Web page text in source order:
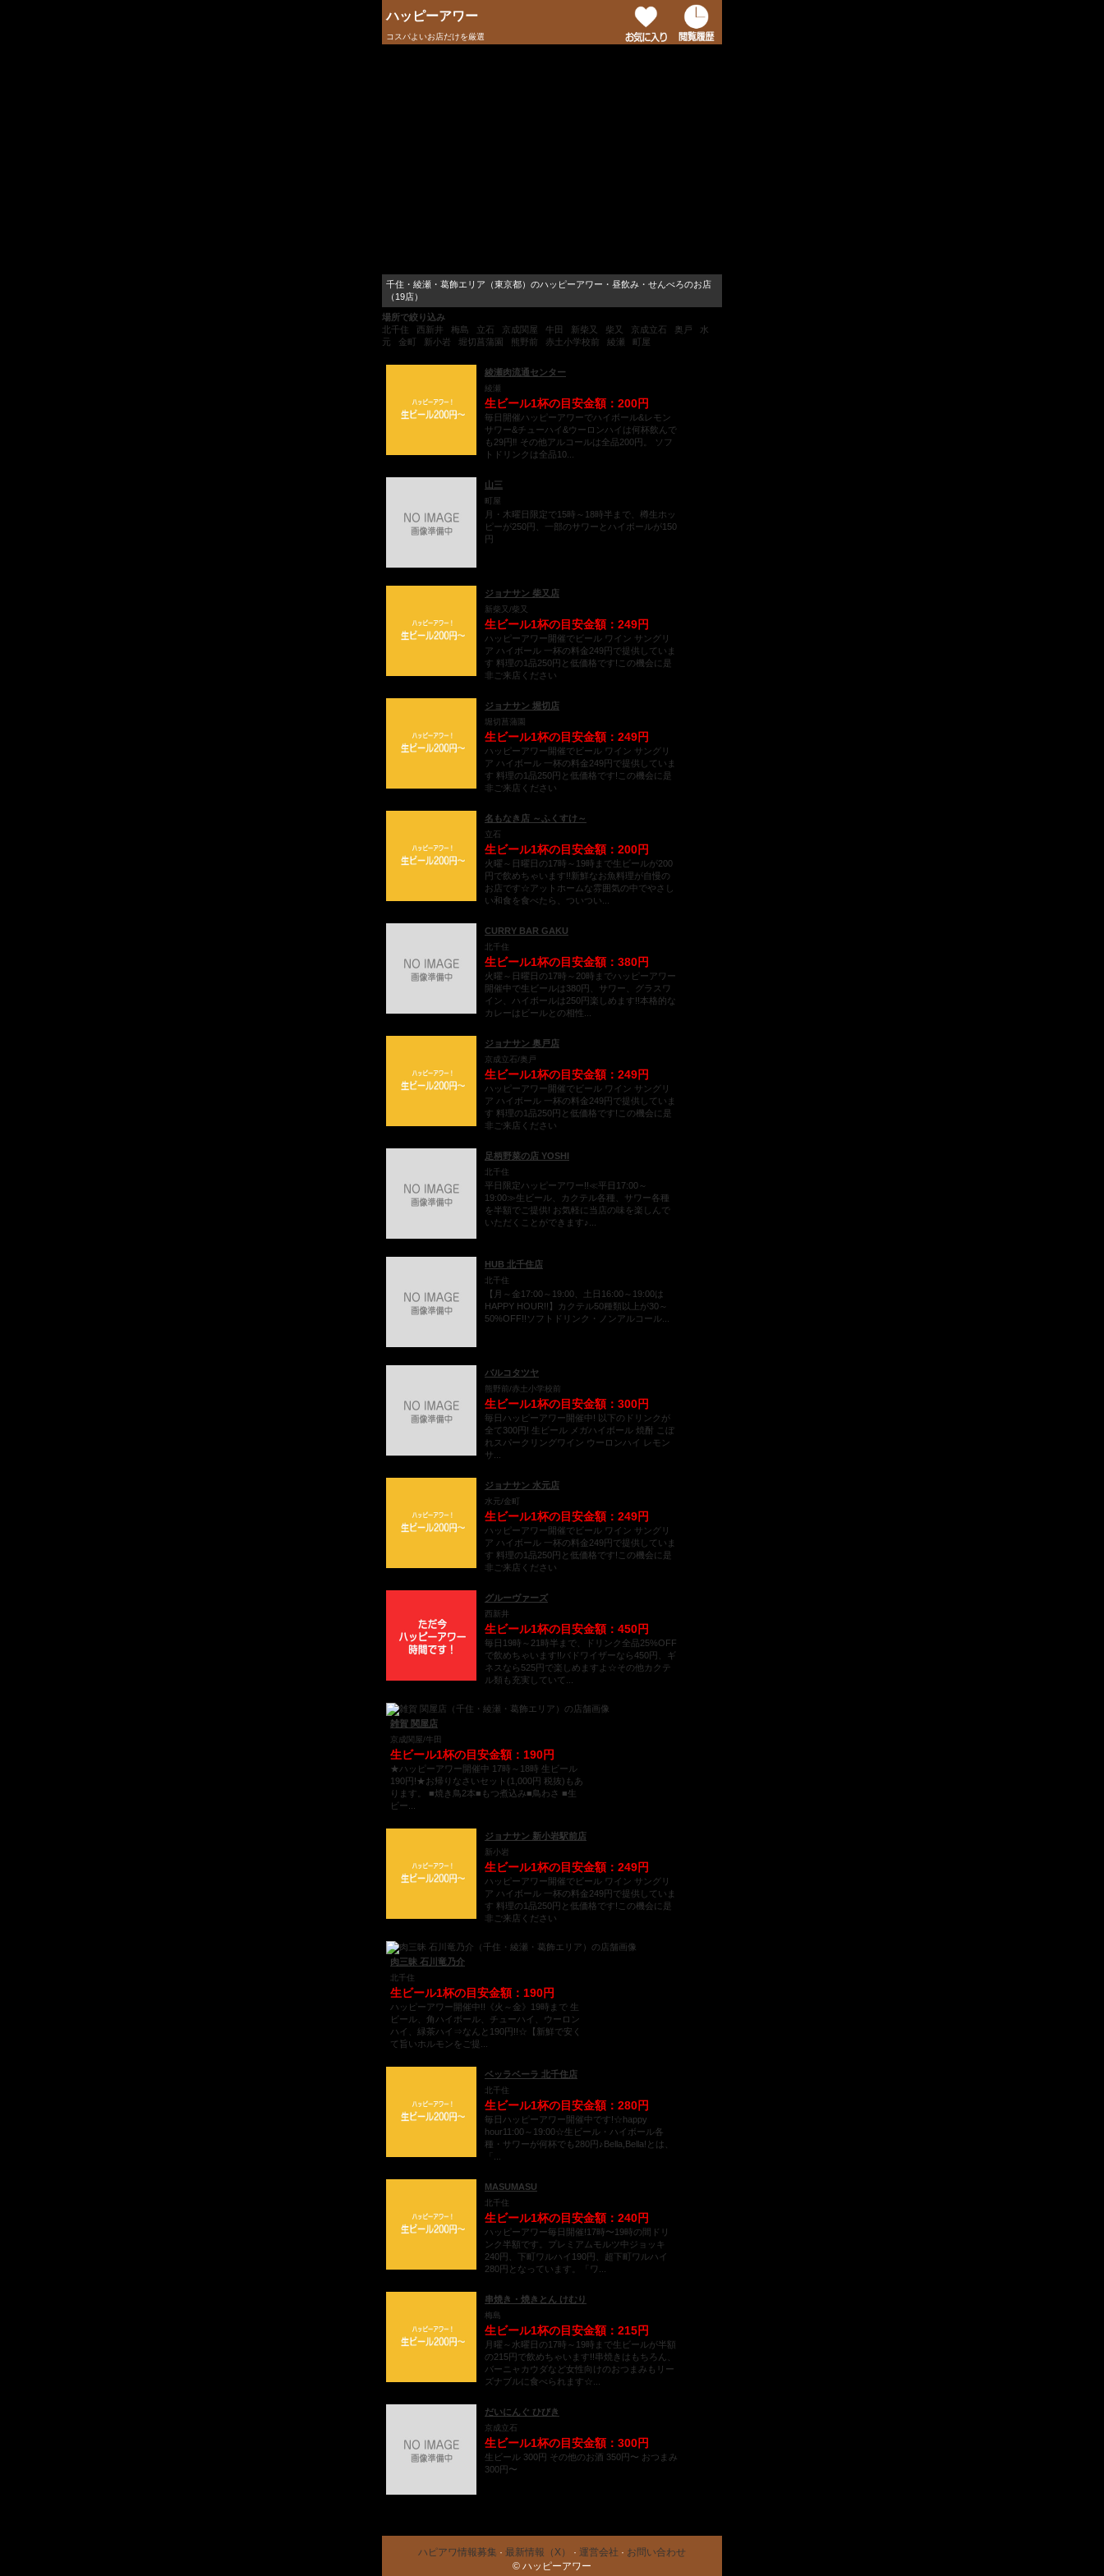
ハッピーアワー
コスパよいお店だけを厳選
千住・綾瀬・葛飾エリア（東京都）のハッピーアワー・昼飲み・せんべろのお店
（19店）
場所で絞り込み
北千住
西新井 梅島 立石 京成関屋 牛田 新柴又 柴又 京成立石 奥戸
水
元
金町 新小岩 堀切菖蒲園 熊野前 赤土小学校前 綾瀬 町屋
綾瀬肉流通センター
綾瀬
生ビール1杯の目安金額：200円
毎日開催ハッピーアワーでハイボール&レモン
サワー&チューハイ&ウーロンハイは何杯飲んで
も29円‼ その他アルコールは全品200円。 ソフ
トドリンクは全品10...
山三
町屋
月・木曜日限定で15時～18時半まで、樽生ホッ
ピーが250円、一部のサワーとハイボールが150
円
ジョナサン 柴又店
新柴又/柴又
生ビール1杯の目安金額：249円
ハッピーアワー開催でビール ワイン サングリ
ア ハイボール 一杯の料金249円で提供していま
す 料理の1品250円と低価格です!この機会に是
非ご来店ください
ジョナサン 堀切店
堀切菖蒲園
生ビール1杯の目安金額：249円
ハッピーアワー開催でビール ワイン サングリ
ア ハイボール 一杯の料金249円で提供していま
す 料理の1品250円と低価格です!この機会に是
非ご来店ください
名もなき店 ～ふくすけ～
立石
生ビール1杯の目安金額：200円
火曜～日曜日の17時～19時まで生ビールが200
円で飲めちゃいます!!新鮮なお魚料理が自慢の
お店です☆アットホームな雰囲気の中でやさし
い和食を食べたら、ついつい...
CURRY BAR GAKU
北千住
生ビール1杯の目安金額：380円
火曜～日曜日の17時～20時までハッピーアワー
開催中で生ビールは380円、サワー、グラスワ
イン、ハイボールは250円楽しめます!!本格的な
カレーはビールとの相性...
ジョナサン 奥戸店
京成立石/奥戸
生ビール1杯の目安金額：249円
ハッピーアワー開催でビール ワイン サングリ
ア ハイボール 一杯の料金249円で提供していま
す 料理の1品250円と低価格です!この機会に是
非ご来店ください
足柄野菜の店 YOSHI
北千住
平日限定ハッピーアワー!!≪平日17:00～
19:00≫生ビール、カクテル各種、サワー各種
を半額でご提供! お気軽に当店の味を楽しんで
いただくことができます♪...
HUB 北千住店
北千住
【月～金17:00～19:00、土日16:00～19:00は
HAPPY HOUR!!】カクテル50種類以上が30～
50%OFF!!ソフトドリンク・ノンアルコール...
バルコタツヤ
熊野前/赤土小学校前
生ビール1杯の目安金額：300円
毎日ハッピーアワー開催中! 以下のドリンクが
全て300円! 生ビール メガハイボール 焼酎 こぼ
れスパークリングワイン ウーロンハイ レモン
サ...
ジョナサン 水元店
水元/金町
生ビール1杯の目安金額：249円
ハッピーアワー開催でビール ワイン サングリ
ア ハイボール 一杯の料金249円で提供していま
す 料理の1品250円と低価格です!この機会に是
非ご来店ください
グルーヴァーズ
西新井
生ビール1杯の目安金額：450円
毎日19時～21時半まで、ドリンク全品25%OFF
で飲めちゃいます!!バドワイザーなら450円、ギ
ネスなら525円で楽しめますよ☆その他カクテ
ル類も充実していて...
雑賀 関屋店
京成関屋/牛田
生ビール1杯の目安金額：190円
★ハッピーアワー開催中 17時～18時 生ビール
190円!★お帰りなさいセット(1,000円 税抜)もあ
ります。 ■焼き鳥2本■もつ煮込み■鳥わさ ■生
ビー...
ジョナサン 新小岩駅前店
新小岩
生ビール1杯の目安金額：249円
ハッピーアワー開催でビール ワイン サングリ
ア ハイボール 一杯の料金249円で提供していま
す 料理の1品250円と低価格です!この機会に是
非ご来店ください
肉三昧 石川竜乃介
北千住
生ビール1杯の目安金額：190円
ハッピーアワー開催中!!《火～金》19時まで 生
ビール、角ハイボール、チューハイ、ウーロン
ハイ、緑茶ハイ⇒なんと190円!!☆【新鮮で安く
て旨いホルモンをご提...
ベッラベーラ 北千住店
北千住
生ビール1杯の目安金額：280円
毎日ハッピーアワー開催中です!☆happy
hour11:00～19:00☆生ビール・ハイボール各
種・サワーが何杯でも280円♪Bella,Bella!とは、
MASUMASU
北千住
生ビール1杯の目安金額：240円
ハッピーアワー毎日開催!17時〜19時の間ドリ
ンク半額です。プレミアムモルツ中ジョッキ
240円、下町ワルハイ190円、超下町ワルハイ
280円となっています。「ワ...
串焼き・焼きとん けむり
梅島
生ビール1杯の目安金額：215円
月曜～水曜日の17時～19時まで生ビールが半額
の215円で飲めちゃいます!!串焼きはもちろん、
バーニャカウダなど女性向けのおつまみもリー
ズナブルに食べられます☆...
だいにんぐ ひびき
京成立石
生ビール1杯の目安金額：300円
生ビール 300円 その他のお酒 350円〜 おつまみ
300円〜
ハピアワ情報募集 · 最新情報（X） · 運営会社 · お問い合わせ
© ハッピーアワー